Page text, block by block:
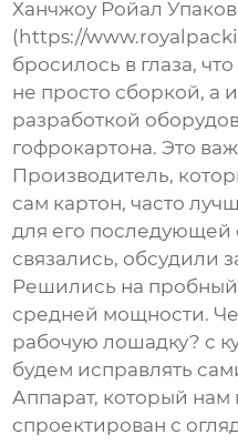
Ханчжоу Ройал
( https://
бросилось в глаза,
не просто сборкой, а
разработкой
гофрокартона. Это
Производитель,
сам картон, часто
для его последующей
связались, обсудили
Решились на пробный
средней мощности.
рабочую лошадку? с
будем исправлять
Аппарат, который
спроектирован с